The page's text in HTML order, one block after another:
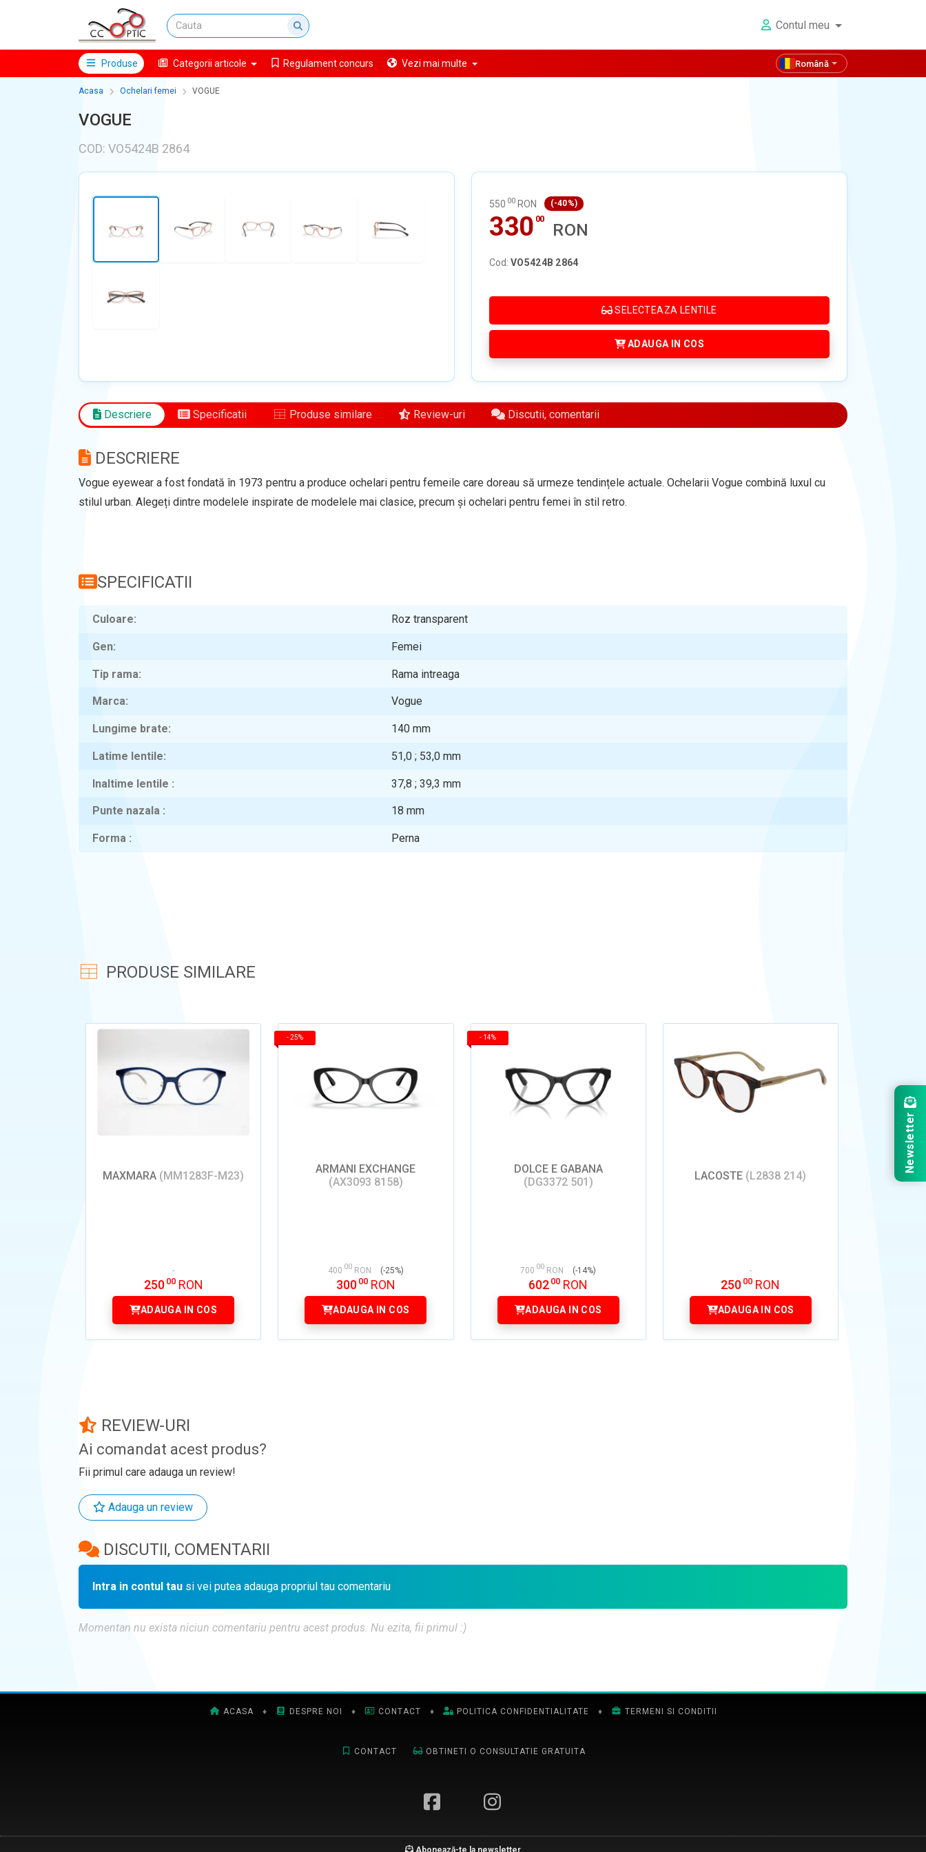
Contul meu
Produse Categorii articole Regulament concurs Vezi mai multe Română
Acasa Ochelari femei VOGUE
VOGUE
COD: VO5424B 2864
550 00 RON (-40%)
330 00
RON
Cod: VO5424B 2864
SELECTEAZA LENTILE
ADAUGA IN COS
Descriere Specificatii Produse similare Review-uri Discutii, comentarii
DESCRIERE
Vogue eyewear a fost fondată în 1973 pentru a produce ochelari pentru femeile care doreau să urmeze tendințele actuale. Ochelarii Vogue combină luxul cu
stilul urban. Alegeți dintre modelele inspirate de modelele mai clasice, precum și ochelari pentru femei în stil retro.
SPECIFICATII
Culoare Roz transparent
Gen Femei
Tip rama Rama intreaga
Marca Vogue
Lungime brate 140mm
Latime lentile 51,0 ; 53,0mm
Inaltime lentile 37,8 ; 39,3mm
Punte nazala 18mm
Forma Perna
PRODUSE SIMILARE
MAXMARA (MM1283F-M23)
250 00 RON
ADAUGA IN COS
- 25%
ARMANI EXCHANGE
(AX3093 8158)
400 00 RON (-25%)
300 00 RON
ADAUGA IN COS
- 14%
DOLCE E GABANA
(DG3372 501)
700 00 RON (-14%)
602 00 RON
ADAUGA IN COS
LACOSTE (L2838 214)
250 00 RON
ADAUGA IN COS
REVIEW-URI
Ai comandat acest produs?
Fii primul care adauga un review!
Adauga un review
DISCUTII, COMENTARII
Intra in contul tau si vei putea adauga propriul tau comentariu
Momentan nu exista niciun comentariu pentru acest produs. Nu ezita, fii primul :)
ACASA ♦ DESPRE NOI ♦ CONTACT ♦ POLITICA CONFIDENTIALITATE ♦ TERMENI SI CONDITII
CONTACT OBTINETI O CONSULTATIE GRATUITA
Abonează-te la newsletter
Newsletter